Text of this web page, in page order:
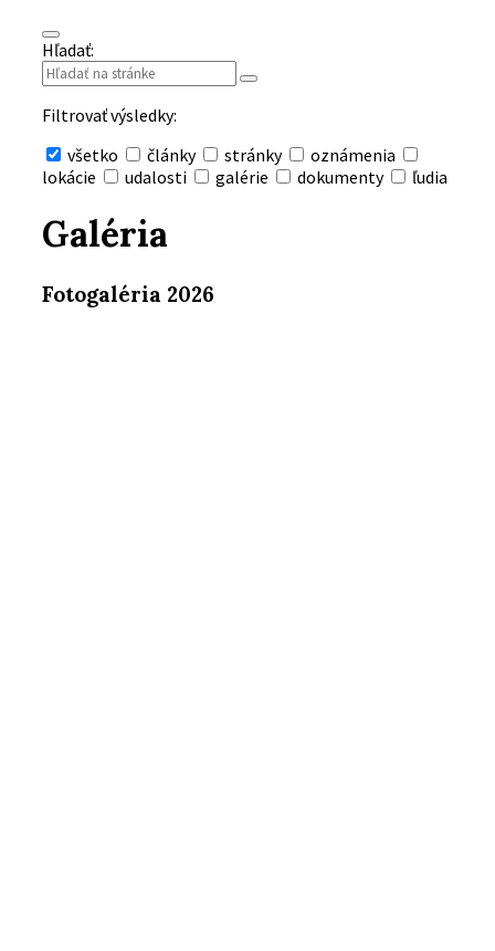
Hľadať:
Filtrovať výsledky:
všetko
články stránky
oznámenia
lokácie
udalosti galérie dokumenty ľudia
vyhľadávanie
Galéria
Fotogaléria 2026